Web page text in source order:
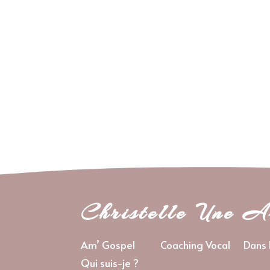
Christelle Une
Am’ Gospel Coaching Vocal
Dans
Qui suis-je ?